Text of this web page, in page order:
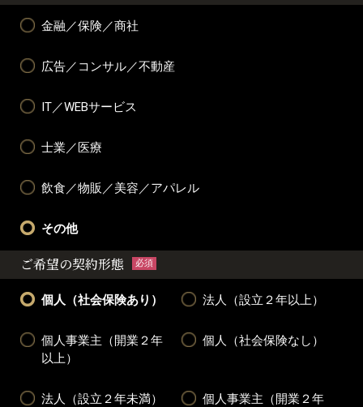
金融／保険／商社
広告／コンサル／不動産
IT／WEBサービス
士業／医療
飲食／物販／美容／アパレル
その他
ご希望の契約形態 必須
個人（社会保険あり） 法人（設立２年以上）
個人事業主（開業２年
以上）
個人（社会保険なし）
法人（設立２年未満）
個人事業主（開業２年